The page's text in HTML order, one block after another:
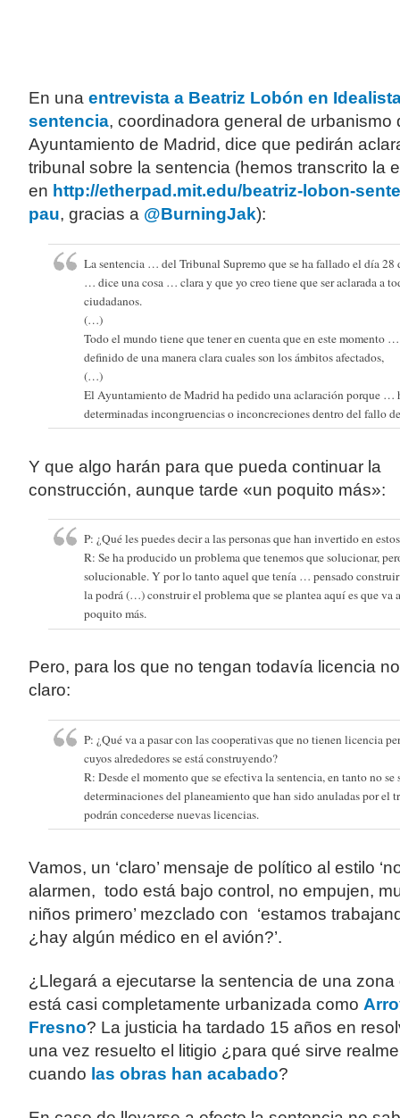
En una entrevista a Beatriz Lobón en
sentencia, coordinadora general de urbanismo
Ayuntamiento de Madrid, dice que pedirán
tribunal sobre la sentencia (hemos transcrito la
en http://etherpad.mit.edu/beatriz-lobon-
pau, gracias a @BurningJak):
La sentencia … del Tribunal Supremo que se ha fallado el día 28
… dice una cosa … clara y que yo creo tiene que ser aclarada a
ciudadanos.
(…)
Todo el mundo tiene que tener en cuenta que en este momento
definido de una manera clara cuales son los ámbitos afectados,
(…)
El Ayuntamiento de Madrid ha pedido una aclaración porque …
determinadas incongruencias o inconcreciones dentro del fallo
Y que algo harán para que pueda continuar la
construcción, aunque tarde «un poquito más»:
P: ¿Qué les puedes decir a las personas que han invertido en
R: Se ha producido un problema que tenemos que solucionar,
solucionable. Y por lo tanto aquel que tenía … pensado
la podrá (…) construir el problema que se plantea aquí es que va
poquito más.
Pero, para los que no tengan todavía licencia
claro:
P: ¿Qué va a pasar con las cooperativas que no tienen licencia
cuyos alrededores se está construyendo?
R: Desde el momento que se efectiva la sentencia, en tanto no
determinaciones del planeamiento que han sido anuladas por
podrán concederse nuevas licencias.
Vamos, un ‘claro’ mensaje de político al estilo
alarmen, todo está bajo control, no empujen,
niños primero’ mezclado con ‘estamos
¿hay algún médico en el avión?’.
¿Llegará a ejecutarse la sentencia de una zona
está casi completamente urbanizada como
Fresno? La justicia ha tardado 15 años en
una vez resuelto el litigio ¿para qué sirve
cuando las obras han acabado?